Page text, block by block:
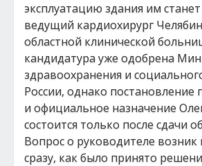
эксплуатацию здания им
ведущий кардиохирург
областной клинической
кандидатура уже одобрена
здравоохранения и
России, однако постановление
и официальное назначение
состоится только после сдачи
Вопрос о руководителе возник
сразу, как было принято